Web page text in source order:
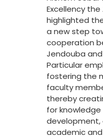
Excellency
highlighted
a new step
cooperation
Jendouba
Particular
fostering the
faculty
thereby
for knowledge
development,
academic